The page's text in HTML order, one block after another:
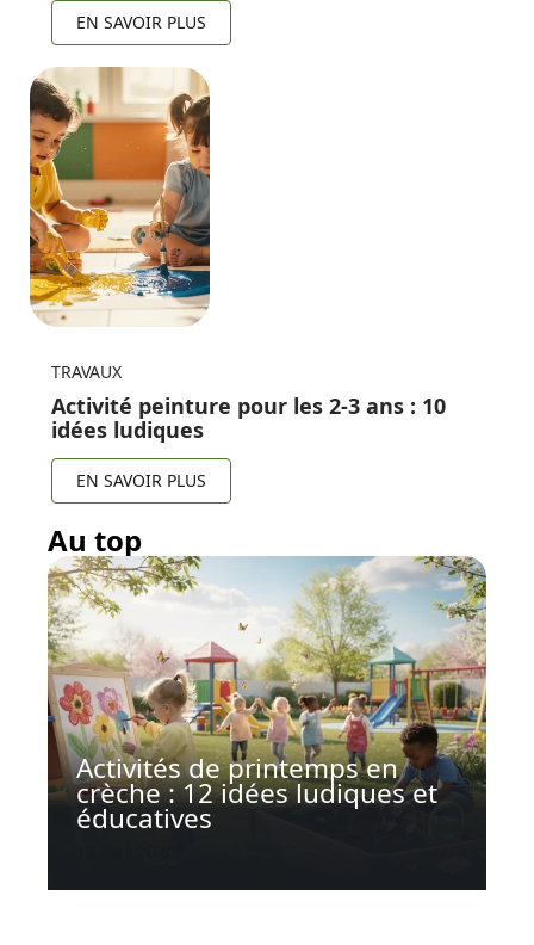
EN SAVOIR PLUS
TRAVAUX
Activité peinture pour les 2-3 ans : 10
idées ludiques
EN SAVOIR PLUS
Au top
Activités de printemps en
crèche : 12 idées ludiques et
éducatives